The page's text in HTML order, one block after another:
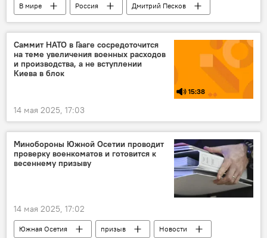
В мире Россия
Дмитрий Песков
Владимир Путин
Украина Новости
Саммит НАТО в Гааге сосредоточится
на теме увеличения военных расходов
и производства, а не вступлении
Киева в блок
15:38
14 мая 2025, 17:03
Минобороны Южной Осетии проводит
проверку военкоматов и готовится к
весеннему призыву
14 мая 2025, 17:02
Южная Осетия призыв
Новости